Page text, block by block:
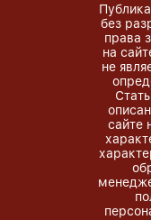
без
права
на
не
сайте